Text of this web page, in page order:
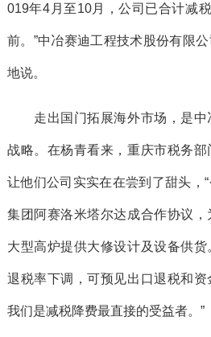
019年4月至10月，公司已合计减
前。”中冶赛迪工程技术股份有限
地说。
走出国门拓展海外市场，是
战略。在杨青看来，重庆市税务部
让他们公司实实在在尝到了甜头，
集团阿赛洛米塔尔达成合作协议
大型高炉提供大修设计及设备供
退税率下调，可预见出口退税和资
我们是减税降费最直接的受益者。”